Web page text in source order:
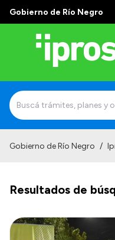
Gobierno de Río Negro
¿Qué es IPROSS?
Autoridades
Delegaciones
Gobierno de Río Negro /
Resultados de